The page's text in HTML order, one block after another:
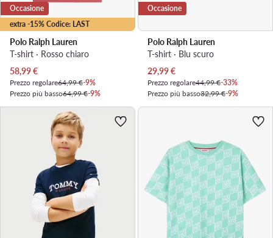
extra -15% Codice: LAST
Occasione
Polo Ralph Lauren
T-shirt · Rosso chiaro
Prezzo attuale
58,99€
Prezzo regolare64,99 €-9%
Prezzo più basso64,99 €-9%
Occasione
Polo Ralph Lauren
T-shirt · Blu scuro
Prezzo attuale
29,99€
Prezzo regolare44,99 €-33%
Prezzo più basso32,99 €-9%